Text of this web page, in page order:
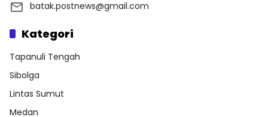
batak.postnews@gmail.com
Kategori
Tapanuli Tengah
Sibolga
Lintas Sumut
Medan